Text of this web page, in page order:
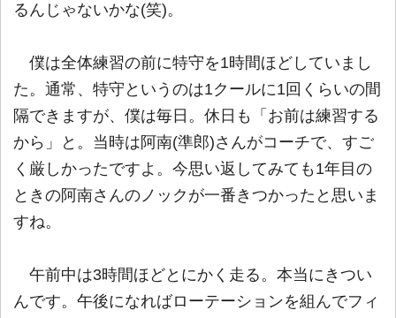
るんじゃないかな(笑)。
僕は全体練習の前に特守を1時間ほどしていまし
た。通常、特守というのは1クールに1回くらいの間
隔できますが、僕は毎日。休日も「お前は練習する
から」と。当時は阿南(準郎)さんがコーチで、すご
く厳しかったですよ。今思い返してみても1年目の
ときの阿南さんのノックが一番きつかったと思いま
すね。
午前中は3時間ほどとにかく走る。本当にきつい
んです。午後になればローテーションを組んでフィ